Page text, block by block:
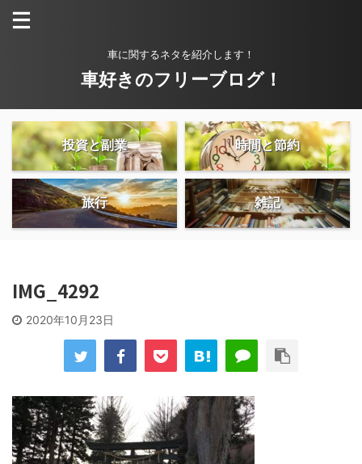
車に関するネタを紹介します！
車好きのフリーブログ！
投資と副業 時間と節約
旅行 雑記
IMG_4292
2020年10月23日